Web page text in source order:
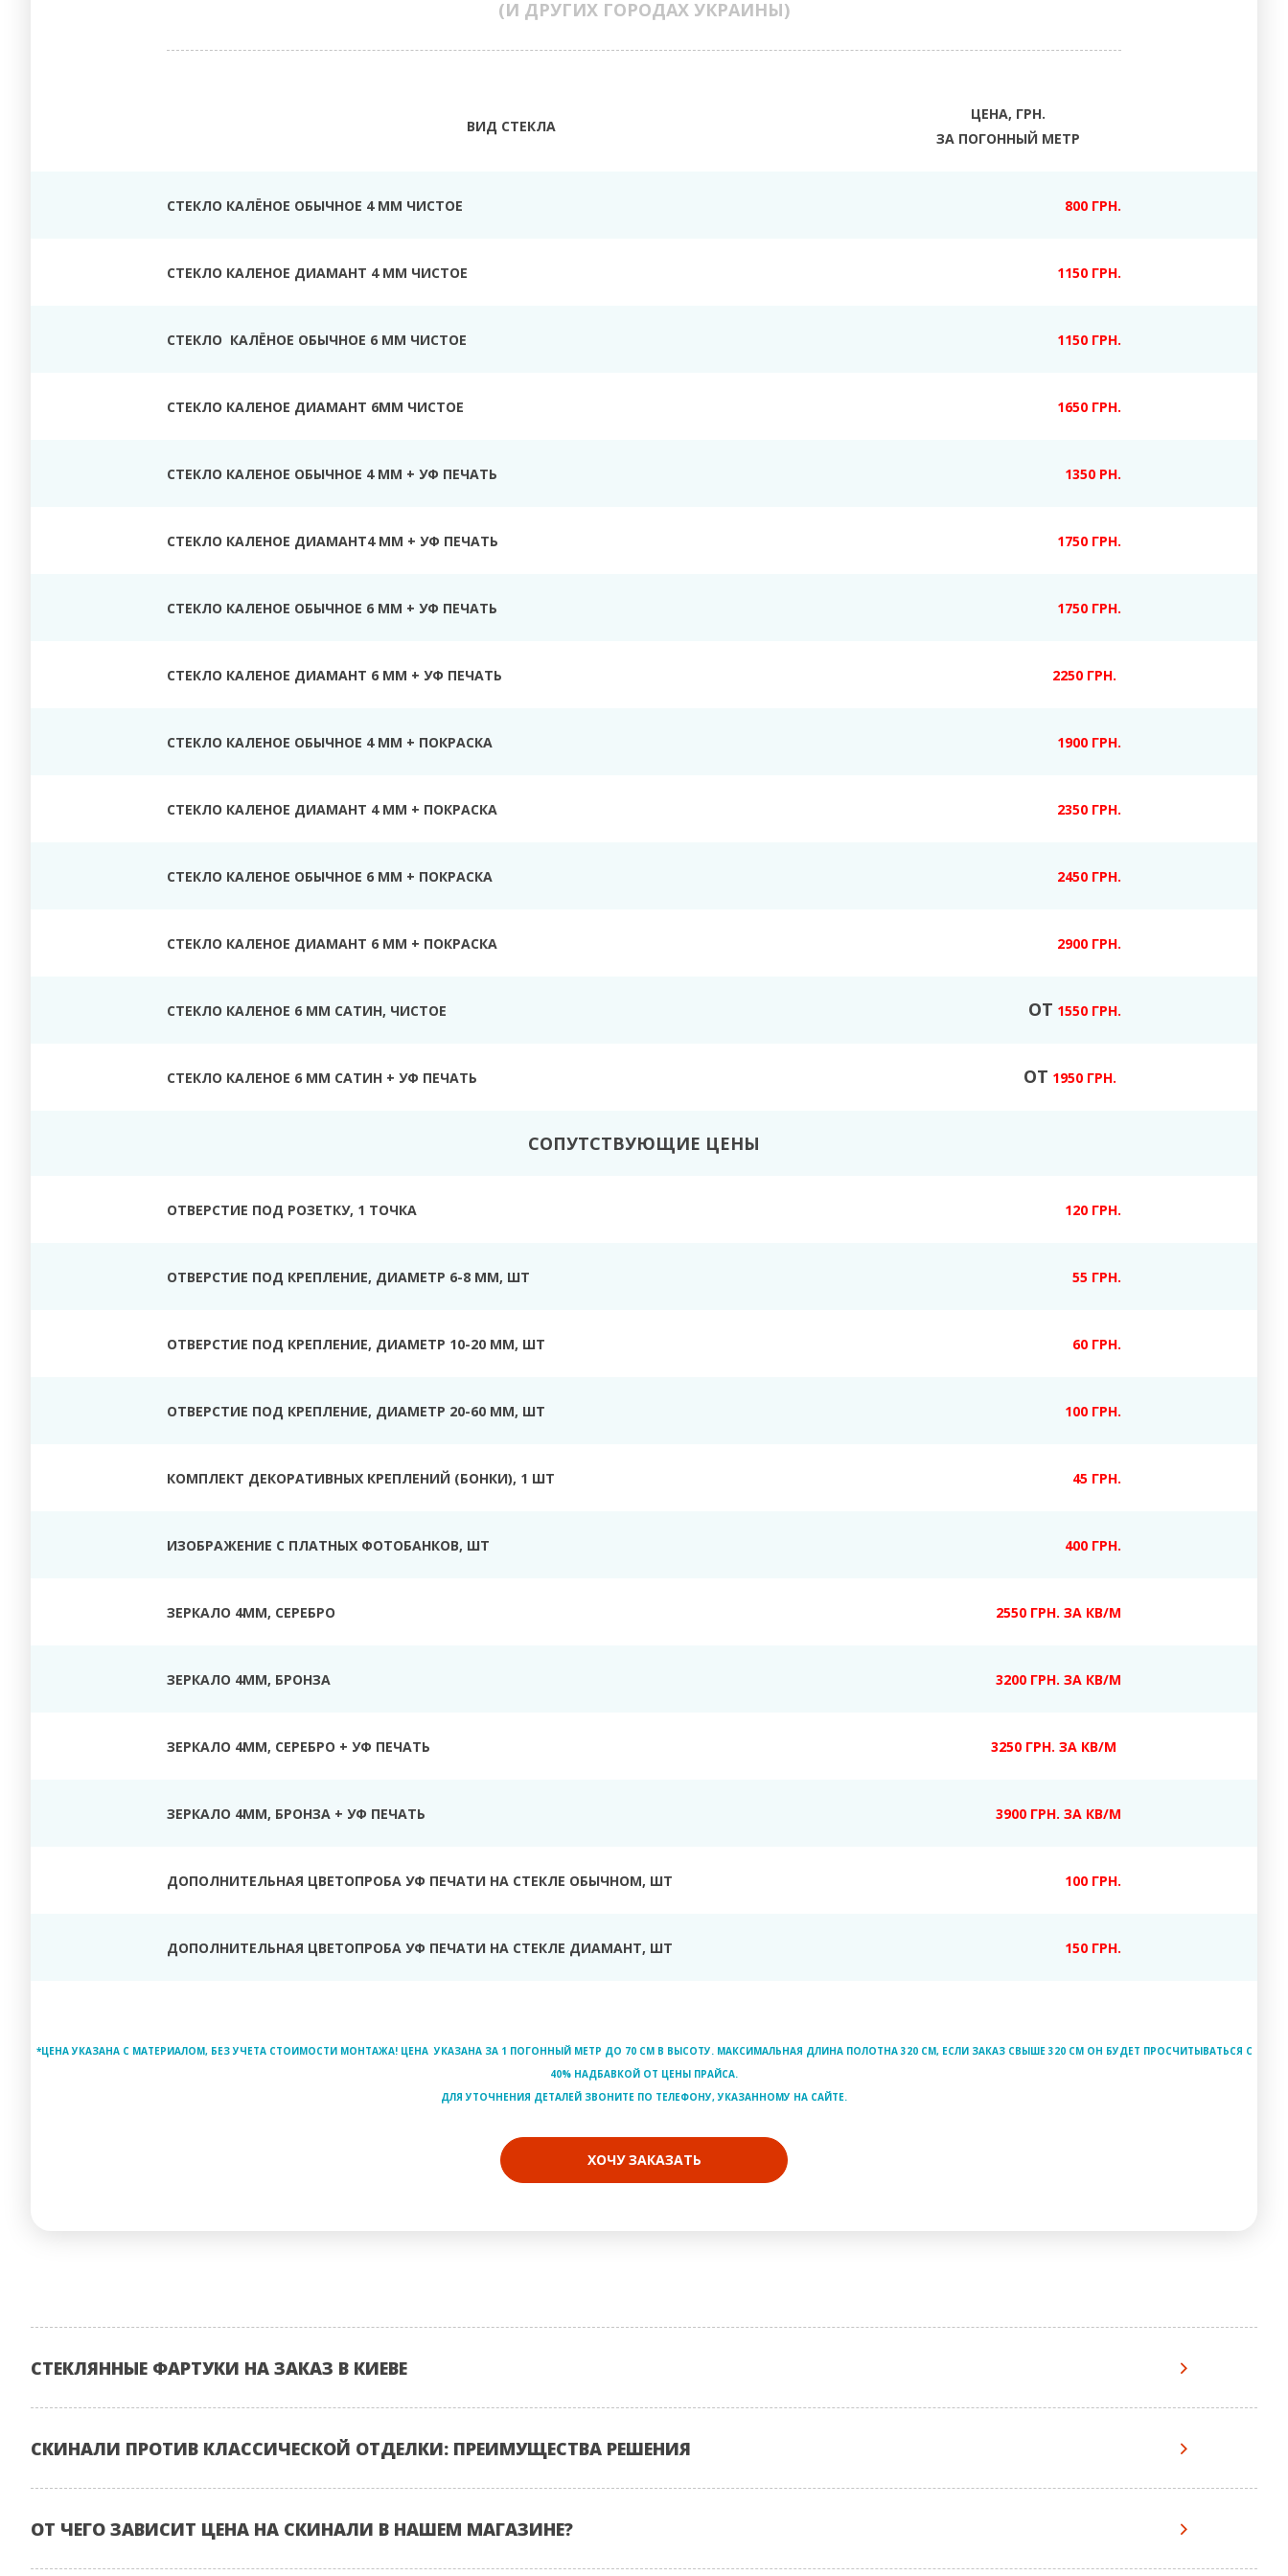
(И ДРУГИХ ГОРОДАХ УКРАИНЫ)
ВИД СТЕКЛА
ЦЕНА, ГРН.
ЗА ПОГОННЫЙ МЕТР
СТЕКЛО КАЛЁНОЕ ОБЫЧНОЕ 4 ММ ЧИСТОЕ 800 ГРН.
СТЕКЛО КАЛЕНОЕ ДИАМАНТ 4 ММ ЧИСТОЕ 1150 ГРН.
СТЕКЛО КАЛЁНОЕ ОБЫЧНОЕ 6 ММ ЧИСТОЕ 1150 ГРН.
СТЕКЛО КАЛЕНОЕ ДИАМАНТ 6ММ ЧИСТОЕ 1650 ГРН.
СТЕКЛО КАЛЕНОЕ ОБЫЧНОЕ 4 ММ + УФ ПЕЧАТЬ 1350 РН.
СТЕКЛО КАЛЕНОЕ ДИАМАНТ4 ММ + УФ ПЕЧАТЬ 1750 ГРН.
СТЕКЛО КАЛЕНОЕ ОБЫЧНОЕ 6 ММ + УФ ПЕЧАТЬ 1750 ГРН.
СТЕКЛО КАЛЕНОЕ ДИАМАНТ 6 ММ + УФ ПЕЧАТЬ 2250 ГРН.
СТЕКЛО КАЛЕНОЕ ОБЫЧНОЕ 4 ММ + ПОКРАСКА 1900 ГРН.
СТЕКЛО КАЛЕНОЕ ДИАМАНТ 4 ММ + ПОКРАСКА 2350 ГРН.
СТЕКЛО КАЛЕНОЕ ОБЫЧНОЕ 6 ММ + ПОКРАСКА 2450 ГРН.
СТЕКЛО КАЛЕНОЕ ДИАМАНТ 6 ММ + ПОКРАСКА 2900 ГРН.
СТЕКЛО КАЛЕНОЕ 6 ММ САТИН, ЧИСТОЕ ОТ 1550 ГРН.
СТЕКЛО КАЛЕНОЕ 6 ММ САТИН + УФ ПЕЧАТЬ ОТ 1950 ГРН.
СОПУТСТВУЮЩИЕ ЦЕНЫ
ОТВЕРСТИЕ ПОД РОЗЕТКУ, 1 ТОЧКА 120 ГРН.
ОТВЕРСТИЕ ПОД КРЕПЛЕНИЕ, ДИАМЕТР 6-8 ММ, ШТ 55 ГРН.
ОТВЕРСТИЕ ПОД КРЕПЛЕНИЕ, ДИАМЕТР 10-20 ММ, ШТ 60 ГРН.
ОТВЕРСТИЕ ПОД КРЕПЛЕНИЕ, ДИАМЕТР 20-60 ММ, ШТ 100 ГРН.
КОМПЛЕКТ ДЕКОРАТИВНЫХ КРЕПЛЕНИЙ (БОНКИ), 1 ШТ 45 ГРН.
ИЗОБРАЖЕНИЕ С ПЛАТНЫХ ФОТОБАНКОВ, ШТ 400 ГРН.
ЗЕРКАЛО 4ММ, СЕРЕБРО 2550 ГРН. ЗА КВ/М
ЗЕРКАЛО 4ММ, БРОНЗА 3200 ГРН. ЗА КВ/М
ЗЕРКАЛО 4ММ, СЕРЕБРО + УФ ПЕЧАТЬ 3250 ГРН. ЗА КВ/М
ЗЕРКАЛО 4ММ, БРОНЗА + УФ ПЕЧАТЬ 3900 ГРН. ЗА КВ/М
ДОПОЛНИТЕЛЬНАЯ ЦВЕТОПРОБА УФ ПЕЧАТИ НА СТЕКЛЕ ОБЫЧНОМ, ШТ 100 ГРН.
ДОПОЛНИТЕЛЬНАЯ ЦВЕТОПРОБА УФ ПЕЧАТИ НА СТЕКЛЕ ДИАМАНТ, ШТ 150 ГРН.
*ЦЕНА УКАЗАНА С МАТЕРИАЛОМ, БЕЗ УЧЕТА СТОИМОСТИ МОНТАЖА! ЦЕНА УКАЗАНА ЗА 1 ПОГОННЫЙ МЕТР ДО 70 СМ В ВЫСОТУ. МАКСИМАЛЬНАЯ ДЛИНА ПОЛОТНА 320 СМ, ЕСЛИ ЗАКАЗ СВЫШЕ 320 СМ ОН БУДЕТ ПРОСЧИТЫВАТЬСЯ С
40% НАДБАВКОЙ ОТ ЦЕНЫ ПРАЙСА.
ДЛЯ УТОЧНЕНИЯ ДЕТАЛЕЙ ЗВОНИТЕ ПО ТЕЛЕФОНУ, УКАЗАННОМУ НА САЙТЕ.
ХОЧУ ЗАКАЗАТЬ
СТЕКЛЯННЫЕ ФАРТУКИ НА ЗАКАЗ В КИЕВЕ
СКИНАЛИ ПРОТИВ КЛАССИЧЕСКОЙ ОТДЕЛКИ: ПРЕИМУЩЕСТВА РЕШЕНИЯ
ОТ ЧЕГО ЗАВИСИТ ЦЕНА НА СКИНАЛИ В НАШЕМ МАГАЗИНЕ?